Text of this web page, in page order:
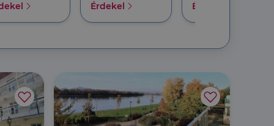
Érdekel
Érdekel
látogatói cookie-
a Cookie-
hogy a
amelyet a
hogy a tárolt